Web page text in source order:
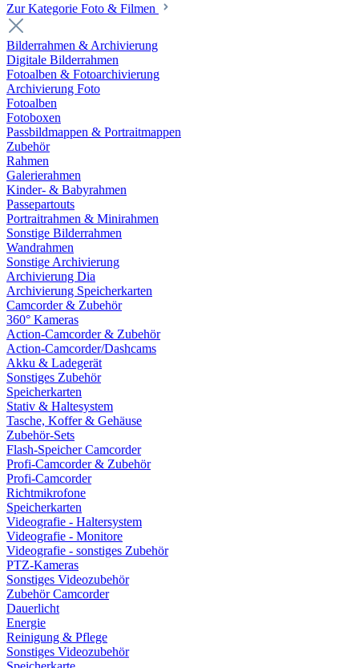
Zur Kategorie Foto & Filmen
Bilderrahmen & Archivierung
Digitale Bilderrahmen
Fotoalben & Fotoarchivierung
Archivierung Foto
Fotoalben
Fotoboxen
Passbildmappen & Portraitmappen
Zubehör
Rahmen
Galerierahmen
Kinder- & Babyrahmen
Passepartouts
Portraitrahmen & Minirahmen
Sonstige Bilderrahmen
Wandrahmen
Sonstige Archivierung
Archivierung Dia
Archivierung Speicherkarten
Camcorder & Zubehör
360° Kameras
Action-Camcorder & Zubehör
Action-Camcorder/Dashcams
Akku & Ladegerät
Sonstiges Zubehör
Speicherkarten
Stativ & Haltesystem
Tasche, Koffer & Gehäuse
Zubehör-Sets
Flash-Speicher Camcorder
Profi-Camcorder & Zubehör
Profi-Camcorder
Richtmikrofone
Speicherkarten
Videografie - Haltersystem
Videografie - Monitore
Videografie - sonstiges Zubehör
PTZ-Kameras
Sonstiges Videozubehör
Zubehör Camcorder
Dauerlicht
Energie
Reinigung & Pflege
Sonstiges Videozubehör